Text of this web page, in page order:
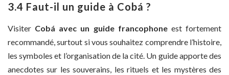
3.4 Faut-il un guide à Cobá ?
Visiter Cobá avec un guide francophoneest fortement
recommandé, surtout si vous souhaitez comprendre l’histoire,
les symboles et l’organisation de la cité. Un guide apporte des
anecdotes sur les souverains, les rituels et les mystères des